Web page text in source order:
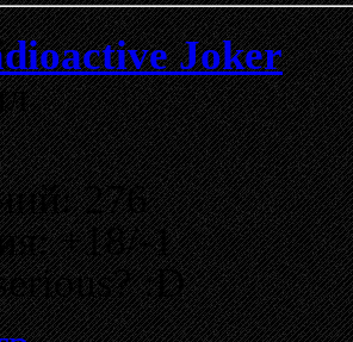
Joker
276
+18/-1
:D